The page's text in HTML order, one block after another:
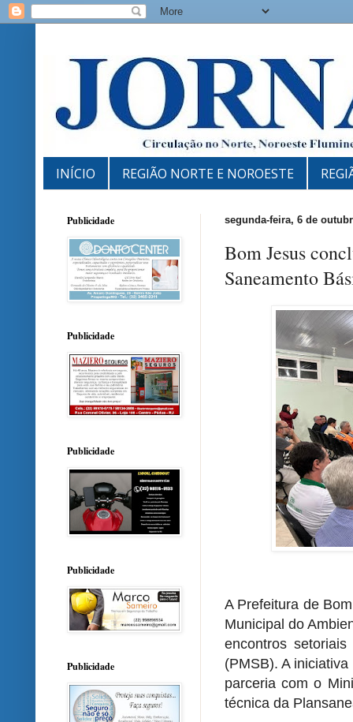
INÍCIO REGIÃO NORTE E NOROESTE
segunda-feira, 6 de
Bom Jesus
Saneamento
A Prefeitura de
Municipal do
encontros
(PMSB). A
parceria com o
técnica da
Publicidade
Publicidade
Publicidade
Publicidade
Publicidade